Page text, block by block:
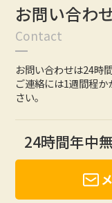
お問い合わ
Contact
お問い合わせは24時
ご連絡には1週間程
さい。
24時間年中